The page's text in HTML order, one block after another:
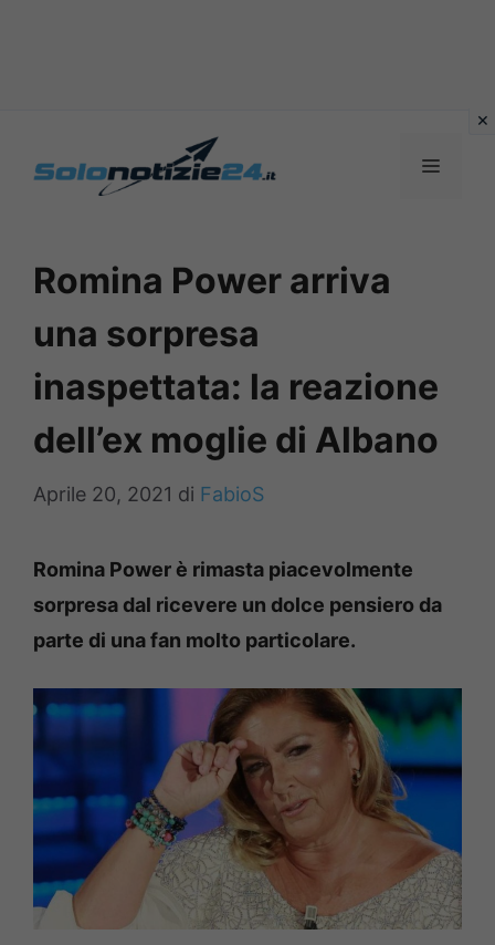
MENU
Romina Power arriva
una sorpresa
inaspettata: la reazione
dell’ex moglie di Albano
Aprile 20, 2021 di FabioS
Romina Power è rimasta piacevolmente
sorpresa dal ricevere un dolce pensiero da
parte di una fan molto particolare.